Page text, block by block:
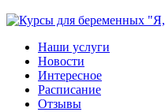
Наши услуги
Новости
Интересное
Расписание
Отзывы